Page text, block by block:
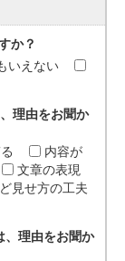
か？
いえない
理由をお聞か
内容が
文章の表現
見せ方の工夫
、理由をお聞か